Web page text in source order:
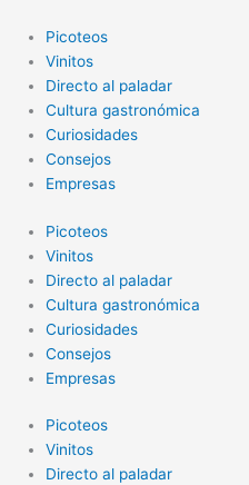
contenido
Picoteos
Vinitos
Directo al paladar
Cultura gastronómica
Curiosidades
Consejos
Empresas
Picoteos
Vinitos
Directo al paladar
Cultura gastronómica
Curiosidades
Consejos
Empresas
Picoteos
Vinitos
Directo al paladar